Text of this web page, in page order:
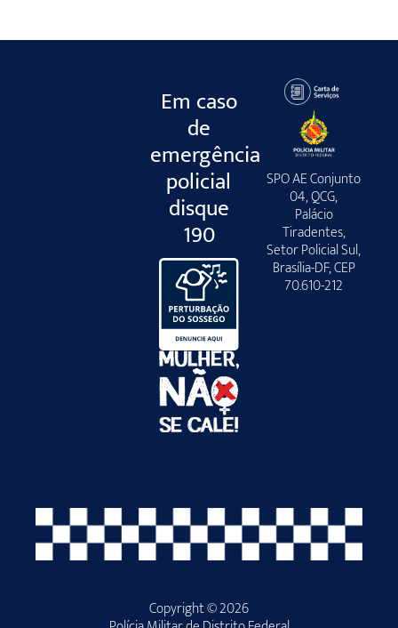
Em caso
de
emergência
policial
disque
190
SPO AE Conjunto
04, QCG,
Palácio
Tiradentes,
Setor Policial Sul,
Brasília-DF, CEP
70.610-212
Copyright © 2026